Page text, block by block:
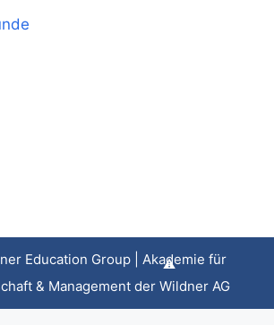
Education Group | Akademie für
& Management der Wildner AG